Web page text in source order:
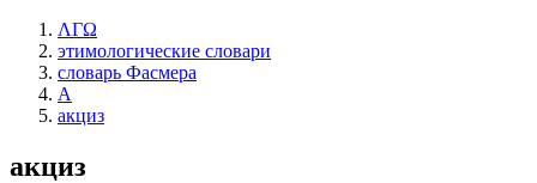
ΛΓΩ
этимологические словари
словарь Фасмера
А
акциз
акциз